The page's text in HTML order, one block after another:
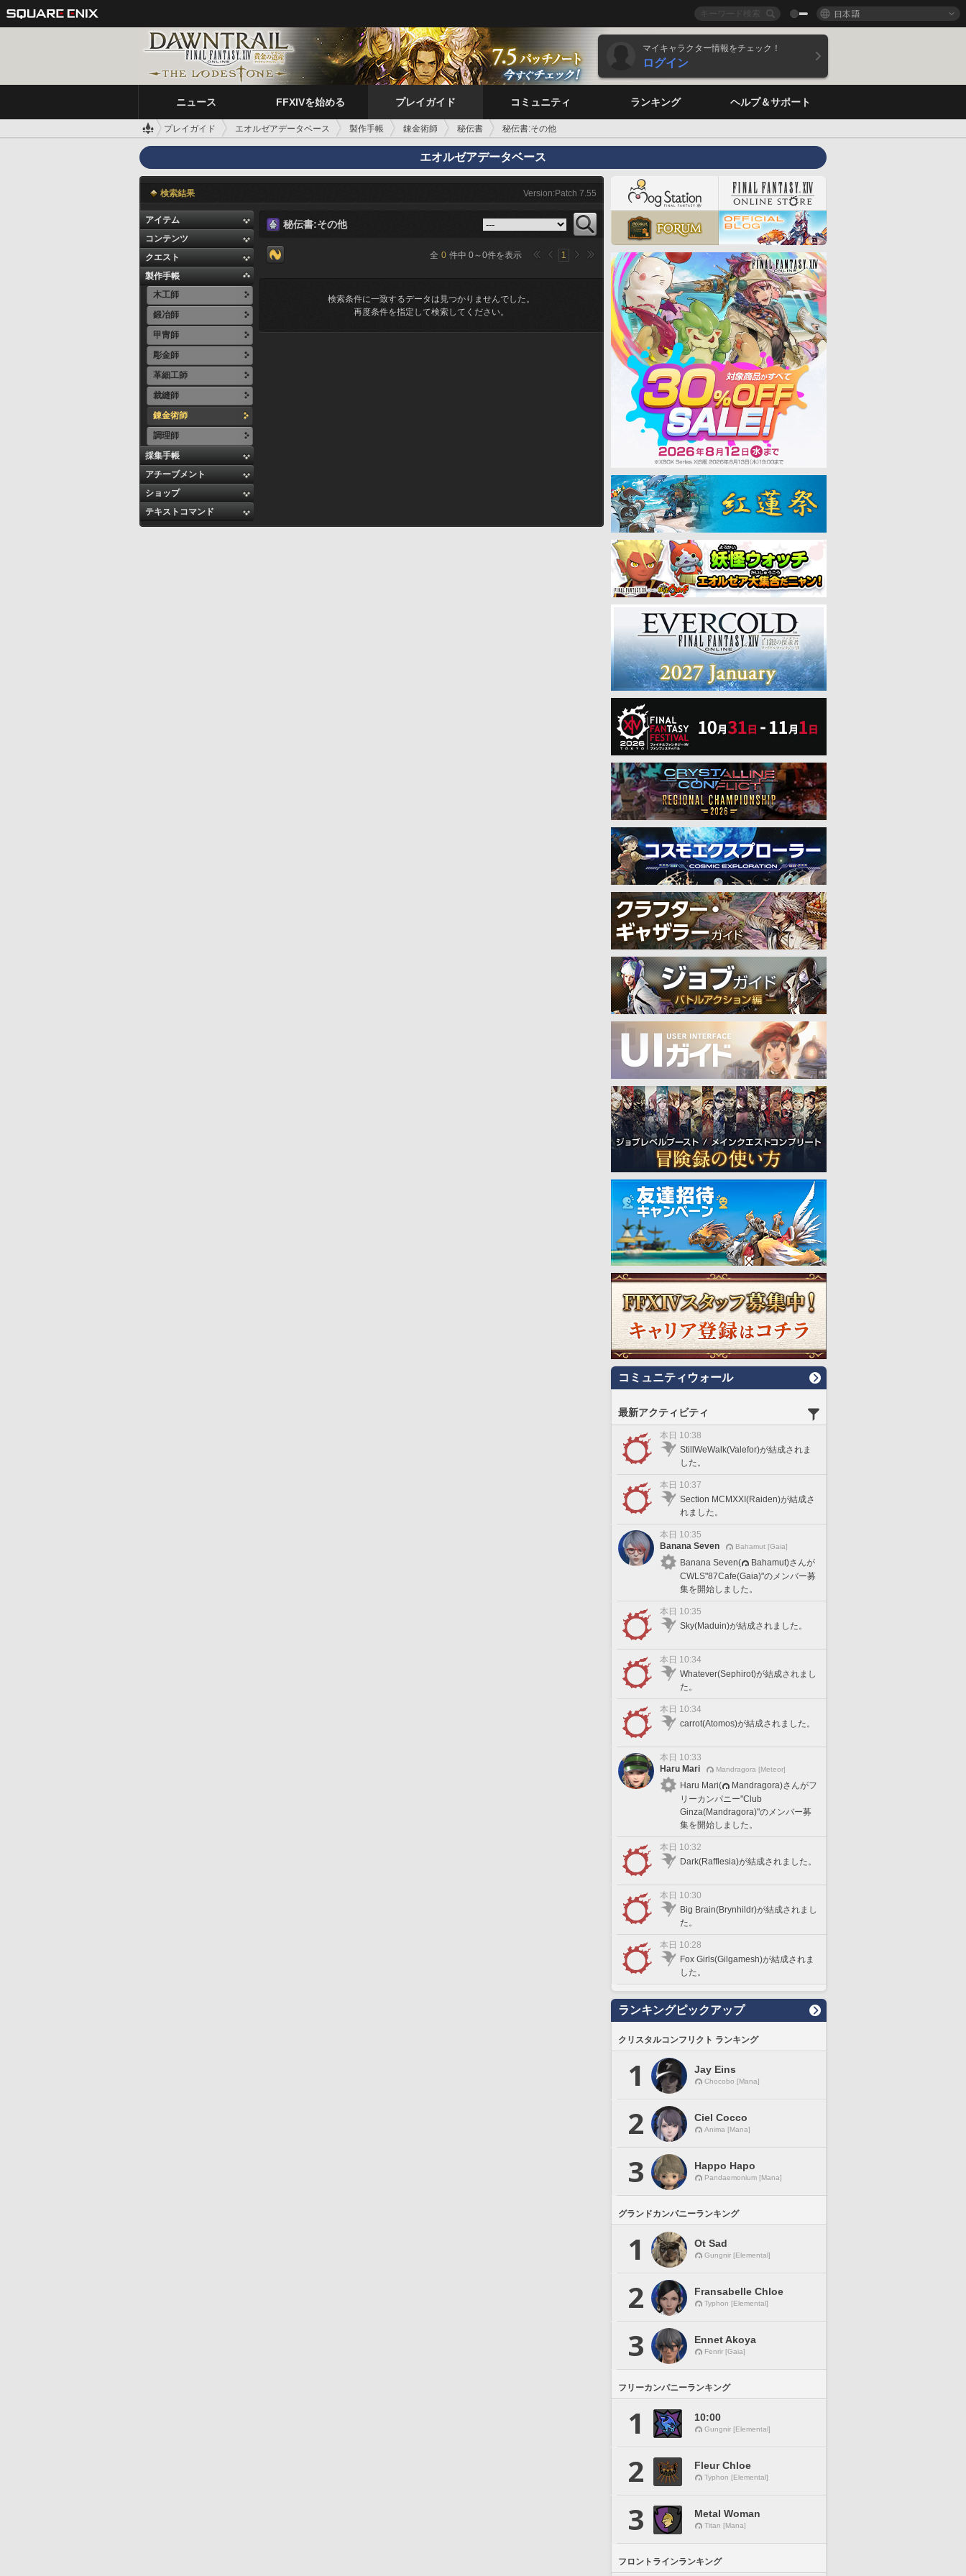
日本語
マイキャラクター情報をチェック！
ログイン
ニュース FFXIVを始める プレイガイド コミュニティ ランキング ヘルプ＆サポート
プレイガイド エオルゼアデータベース 製作手帳 錬金術師 秘伝書 秘伝書:その他
エオルゼアデータベース
検索結果 Version:Patch 7.55
アイテム
コンテンツ
クエスト
製作手帳
木工師
鍛冶師
甲冑師
彫金師
革細工師
裁縫師
錬金術師
調理師
採集手帳
アチーブメント
ショップ
テキストコマンド
秘伝書:その他
全 0 件中 0～0件を表示 1
検索条件に一致するデータは見つかりませんでした。
再度条件を指定して検索してください。
コミュニティウォール
最新アクティビティ
本日 10:38
StillWeWalk(Valefor)が結成されま
した。
本日 10:37
Section MCMXXI(Raiden)が結成さ
れました。
本日 10:35
Banana Seven
Bahamut [Gaia]
Banana Seven(
Bahamut)さんが
CWLS"87Cafe(Gaia)"のメンバー募
集を開始しました。
本日 10:35
Sky(Maduin)が結成されました。
本日 10:34
Whatever(Sephirot)が結成されまし
た。
本日 10:34
carrot(Atomos)が結成されました。
本日 10:33
Haru Mari
Mandragora [Meteor]
Haru Mari(
Mandragora)さんがフ
リーカンパニー"Club
Ginza(Mandragora)"のメンバー募
集を開始しました。
本日 10:32
Dark(Rafflesia)が結成されました。
本日 10:30
Big Brain(Brynhildr)が結成されまし
た。
本日 10:28
Fox Girls(Gilgamesh)が結成されま
した。
ランキングピックアップ
クリスタルコンフリクト ランキング
1 Jay Eins
Chocobo [Mana]
2 Ciel Cocco
Anima [Mana]
3 Happo Hapo
Pandaemonium [Mana]
グランドカンパニーランキング
1 Ot Sad
Gungnir [Elemental]
2 Fransabelle Chloe
Typhon [Elemental]
3 Ennet Akoya
Fenrir [Gaia]
フリーカンパニーランキング
1 10:00
Gungnir [Elemental]
2 Fleur Chloe
Typhon [Elemental]
3 Metal Woman
Titan [Mana]
フロントラインランキング